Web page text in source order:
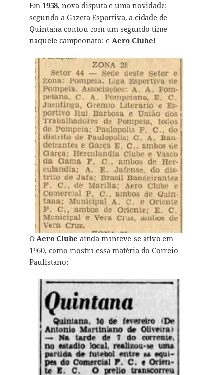
Em 1958, nova disputa e uma novidade:
segundo a Gazeta Esportiva, a cidade de
Quintana contou com um segundo time
naquele campeonato: o Aero Clube!
OAero Clube ainda manteve-se ativo em
1960, como mostra essa matéria do Correio
Paulistano: